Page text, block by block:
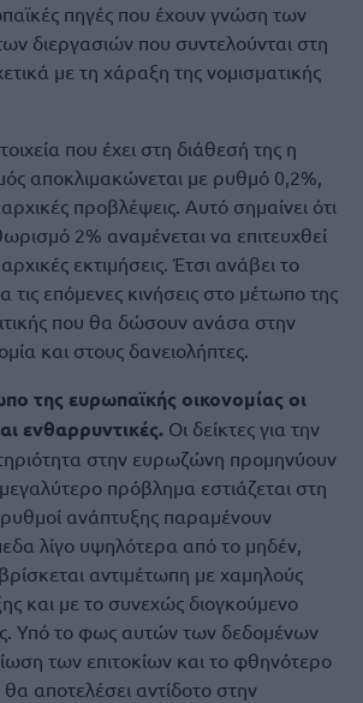
πηγές που έχουν γνώση των
διεργασιών που συντελούνται στη
με τη χάραξη της νομισματικής
που έχει στη διάθεσή της η
αποκλιμακώνεται με ρυθμό 0,2%,
προβλέψεις. Αυτό σημαίνει ότι
2% αναμένεται να επιτευχθεί
εκτιμήσεις. Έτσι ανάβει το
τις επόμενες κινήσεις στο μέτωπο της
που θα δώσουν ανάσα στην
και στους δανειολήπτες.
της ευρωπαϊκής οικονομίας οι
ενθαρρυντικές. Οι δείκτες για την
στην ευρωζώνη προμηνύουν
πρόβλημα εστιάζεται στη
ανάπτυξης παραμένουν
λίγο υψηλότερα από το μηδέν,
αντιμέτωπη με χαμηλούς
και με το συνεχώς διογκούμενο
Υπό το φως αυτών των δεδομένων
των επιτοκίων και το φθηνότερο
αποτελέσει αντίδοτο στην